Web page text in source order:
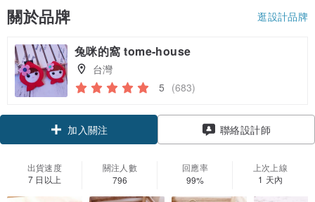
關於品牌 逛設計品牌
兔咪的窩 tome-house
台灣
5 (683)
加入關注 聯絡設計師
出貨速度
7 日以上
關注人數
796
回應率
99%
上次上線
1 天內